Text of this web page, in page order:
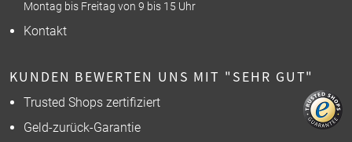
Montag bis Freitag von 9 bis 15 Uhr
Kontakt
KUNDEN BEWERTEN UNS MIT "SEHR GUT"
Trusted Shops zertifiziert
Geld-zurück-Garantie